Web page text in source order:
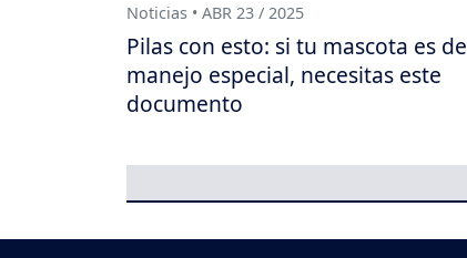
Noticias • ABR 23 / 2025
Pilas con esto: si tu mascota es de
manejo especial, necesitas este
documento